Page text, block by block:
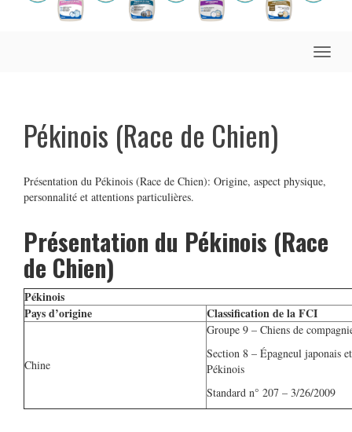
Toggle
Pékinois (Race de Chien)
Présentation du Pékinois (Race de Chien): Origine, aspect physique,
personnalité et attentions particulières.
Présentation du Pékinois (Race
de Chien)
Pékinois
Pays d’origine
Classification de la FCI
Chine
Groupe 9 – Chiens de
Section 8 – Épagneul japonais et
Pékinois
Standard n° 207 – 3/26/2009